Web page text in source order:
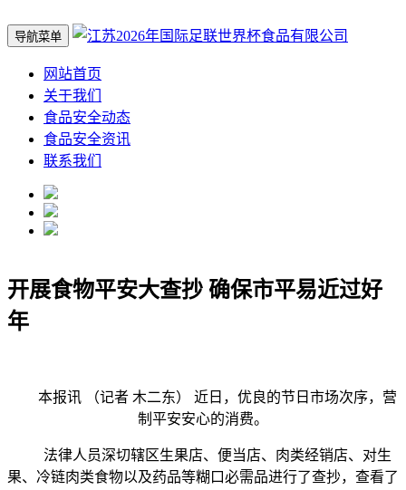
导航菜单
网站首页
关于我们
食品安全动态
食品安全资讯
联系我们
开展食物平安大查抄 确保市平易近过好
年
本报讯 （记者 木二东） 近日，优良的节日市场次序，营
制平安安心的消费。
法律人员深切辖区生果店、便当店、肉类经销店、对生
果、冷链肉类食物以及药品等糊口必需品进行了查抄，查看了